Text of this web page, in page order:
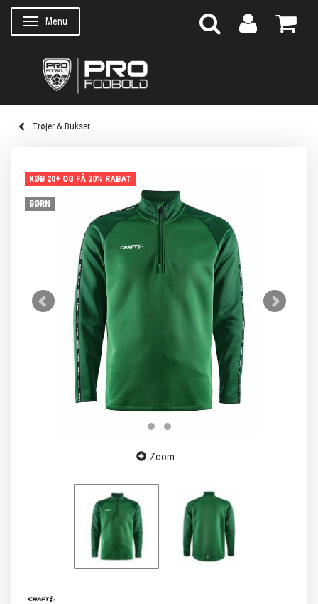
Skifte navigation
Menu
Trøjer & Bukser
KØB 20+ OG FÅ 20% RABAT
BØRN
Zoom